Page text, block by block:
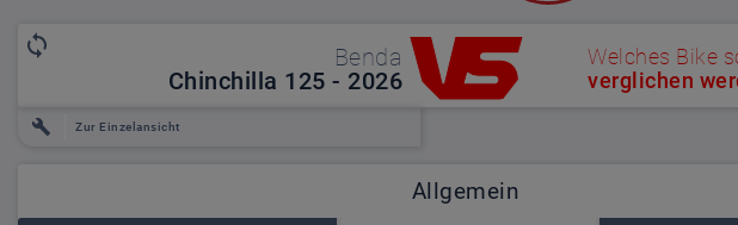
Benda
Chinchilla 125 - 2026
Zur Einzelansicht
Welches Bike
verglichen
Allgemein